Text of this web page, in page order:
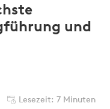
und
Lesezeit: 7 Minuten